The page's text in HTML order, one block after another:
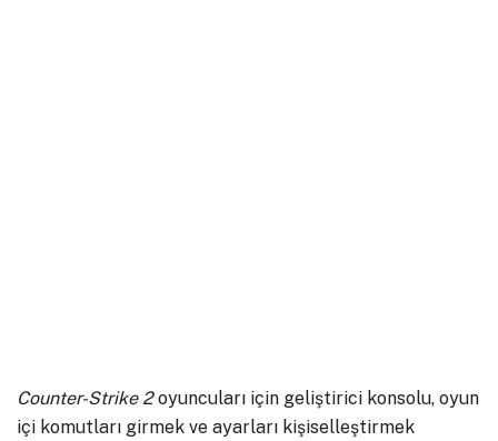
Counter-Strike 2oyuncuları için geliştirici konsolu, oyun
içi komutları girmek ve ayarları kişiselleştirmek